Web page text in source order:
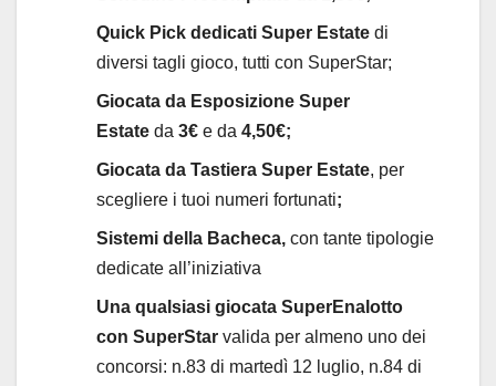
Quick Pick dedicati Super Estate di
diversi tagli gioco, tutti con SuperStar;
Giocata da Esposizione Super
Estate da 3€ e da 4,50€;
Giocata da Tastiera Super Estate, per
scegliere i tuoi numeri fortunati;
Sistemi della Bacheca, con tante tipologie
dedicate all’iniziativa
Una qualsiasi giocata SuperEnalotto
con SuperStar valida per almeno uno dei
concorsi: n.83 di martedì 12 luglio, n.84 di